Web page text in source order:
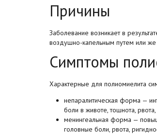
Причины
Заболевание возникает в
воздушно-капельным путем или
Симптомы
Характерные для полиомиелита
непаралитическая форма —
боли в животе, тошнота,
менингеальная форма —
головные боли, рвота,